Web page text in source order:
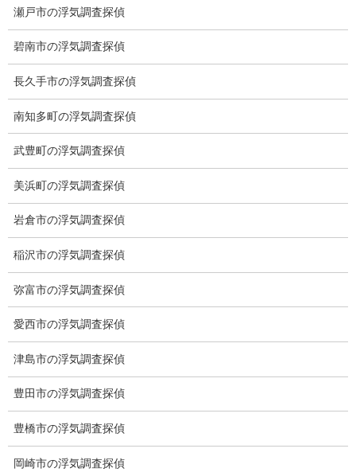
Toshin.Sakuraビル 10F
愛知県名古屋市中区新栄2丁目41-11
ベストビル6B
愛知県公安委員会 第54250033号
【出張面談いたします】
子供のお迎え、パート、お仕事の都合などで、お時間のない方、
ださい。
※弊社から24時間以内に返信が無い場合、再度LINE又はお電話を
瀬戸市の浮気調査探偵
碧南市の浮気調査探偵
長久手市の浮気調査探偵
南知多町の浮気調査探偵
武豊町の浮気調査探偵
美浜町の浮気調査探偵
岩倉市の浮気調査探偵
稲沢市の浮気調査探偵
弥富市の浮気調査探偵
愛西市の浮気調査探偵
津島市の浮気調査探偵
豊田市の浮気調査探偵
豊橋市の浮気調査探偵
岡崎市の浮気調査探偵